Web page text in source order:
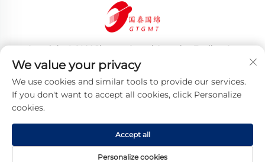
Copyright © 2026 Jiangsu Guotai Guomian Trading Co.,
Ltd. Tutti i diritti riservati
Informativa sulla privacy
We value your privacy
We use cookies and similar tools to provide our services.
If you don't want to accept all cookies, click Personalize
cookies.
Personalize cookies
Accept all